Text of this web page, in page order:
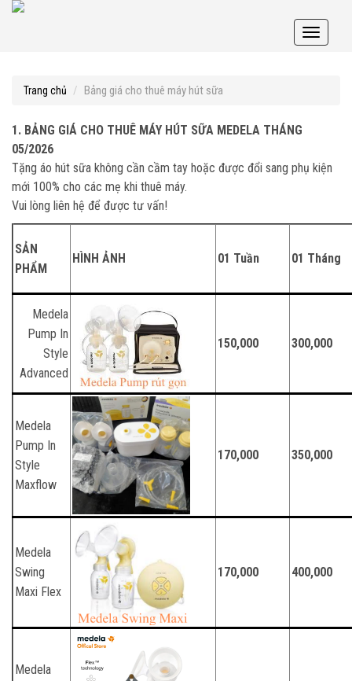
Toggle
Trang chủ Bảng giá cho thuê máy hút sữa
1. BẢNG GIÁ CHO THUÊ MÁY HÚT SỮA MEDELA THÁNG
05/2026
Tặng áo hút sữa không cần cầm tay hoặc được đổi sang phụ kiện
mới 100% cho các mẹ khi thuê máy.
Vui lòng liên hệ để được tư vấn!
SẢN
PHẨM
HÌNH ẢNH 01 Tuần 01 Tháng
Medela
Pump In
Style
Advanced
150,000 300,000
Medela
Pump In
Style
Maxflow
170,000 350,000
Medela
Swing
Maxi Flex
170,000 400,000
Medela